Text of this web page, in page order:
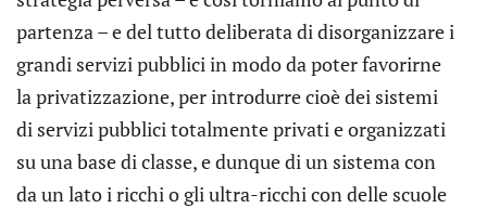
partenza – e del tutto deliberata di disorganizzare i
grandi servizi pubblici in modo da poter favorirne
la privatizzazione, per introdurre cioè dei sistemi
di servizi pubblici totalmente privati e organizzati
su una base di classe, e dunque di un sistema con
da un lato i ricchi o gli ultra-ricchi con delle scuole